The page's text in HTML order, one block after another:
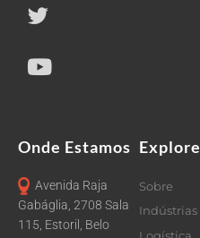
Onde Estamos
Avenida Raja
Gabáglia, 2708 Sala
115, Estoril, Belo
Explore
Sobre
Indústrias